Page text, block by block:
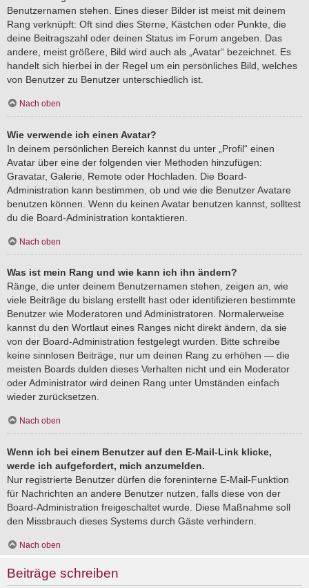
Benutzernamen stehen. Eines dieser Bilder ist meist mit deinem
Rang verknüpft: Oft sind dies Sterne, Kästchen oder Punkte, die
deine Beitragszahl oder deinen Status im Forum angeben. Das
andere, meist größere, Bild wird auch als „Avatar“ bezeichnet. Es
handelt sich hierbei in der Regel um ein persönliches Bild, welches
von Benutzer zu Benutzer unterschiedlich ist.
Nach oben
Wie verwende ich einen Avatar?
In deinem persönlichen Bereich kannst du unter „Profil“ einen
Avatar über eine der folgenden vier Methoden hinzufügen:
Gravatar, Galerie, Remote oder Hochladen. Die Board-
Administration kann bestimmen, ob und wie die Benutzer Avatare
benutzen können. Wenn du keinen Avatar benutzen kannst, solltest
du die Board-Administration kontaktieren.
Nach oben
Was ist mein Rang und wie kann ich ihn ändern?
Ränge, die unter deinem Benutzernamen stehen, zeigen an, wie
viele Beiträge du bislang erstellt hast oder identifizieren bestimmte
Benutzer wie Moderatoren und Administratoren. Normalerweise
kannst du den Wortlaut eines Ranges nicht direkt ändern, da sie
von der Board-Administration festgelegt wurden. Bitte schreibe
keine sinnlosen Beiträge, nur um deinen Rang zu erhöhen — die
meisten Boards dulden dieses Verhalten nicht und ein Moderator
oder Administrator wird deinen Rang unter Umständen einfach
wieder zurücksetzen.
Nach oben
Wenn ich bei einem Benutzer auf den E-Mail-Link klicke,
werde ich aufgefordert, mich anzumelden.
Nur registrierte Benutzer dürfen die foreninterne E-Mail-Funktion
für Nachrichten an andere Benutzer nutzen, falls diese von der
Board-Administration freigeschaltet wurde. Diese Maßnahme soll
den Missbrauch dieses Systems durch Gäste verhindern.
Nach oben
Beiträge schreiben